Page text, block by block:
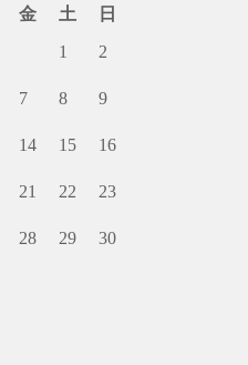
金 土
日
1
2
7 8 9
14 15 16
21 22 23
28 29 30